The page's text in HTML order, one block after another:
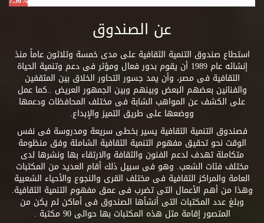
عن الصندوق
استطاع صندوق التنمية الثقافية على مدى خمسة وثلاثون عاماً منذ
إنشائه عام 1989 أن يقوم بدور فعال ومؤثر فى دعم وتنمية الحياة
الثقافية فى مصر، وأن يمد جسور التحاور الخلاق بين المثقفين
والفنانين بعضهم البعض وبينهم وبين الجمهور العريض ..كما عمل
على الكشف عن المواهب الشابة فى مختلف المحافظات ودعمها
ووضعها على طريق التميز والإبداع.
فصندوق التنمية الثقافية يسير بخطى سريعة ومدروسة فى نفس
الوقت نحو تحقيق مفهوم التنمية الثقافية الشاملة وفق منظومة
متكاملة تهدف لدعم الفنون والثقافة والارتقاء بها ونشرها لدى
مختلف فئات الشعب. وهو فى سبيل ذلك أقام العديد من المكتبات
العامة والمراكز الثقافية فى مختلف القرى والنجوع والأحياء الشعبية
وهذا من أهم الأعمال التى تضرب فى عمق مفهوم التنمية الثقافية.
وبلغ عدد المكتبات التى أنشأها الصندوق فى أماكن لم يكن من
المتصور إقامة مثل هذه المكتبات بها حوالى 90 مكتبة .